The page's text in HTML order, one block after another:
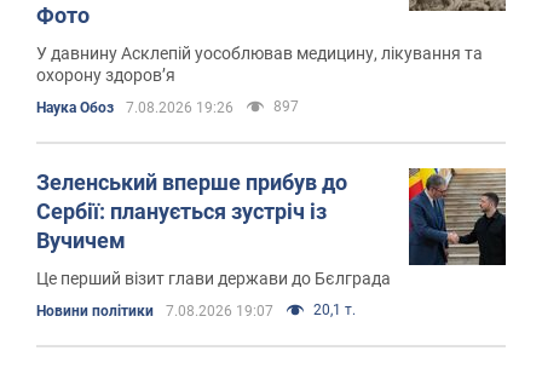
Фото
У давнину Асклепій уособлював медицину, лікування та
охорону здоров’я
Наука Обоз 7.08.2026 19:26 897
Зеленський вперше прибув до
Сербії: планується зустріч із
Вучичем
Це перший візит глави держави до Бєлграда
Новини політики 7.08.2026 19:07 20,1 т.